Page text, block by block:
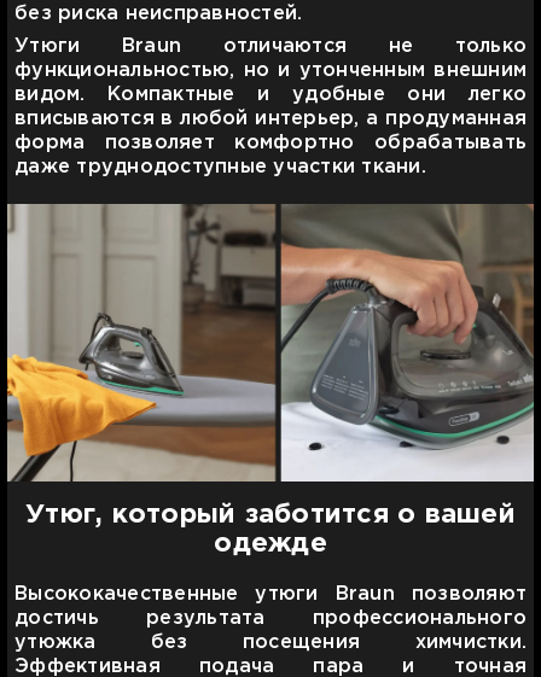
без риска неисправностей.
Утюги Braun отличаются не только
функциональностью, но и утонченным внешним
видом. Компактные и удобные они легко
вписываются в любой интерьер, а продуманная
форма позволяет комфортно обрабатывать
даже труднодоступные участки ткани.
Утюг, который заботится о вашей
одежде
Высококачественные утюги Braun позволяют
достичь результата профессионального
утюжка без посещения химчистки.
Эффективная подача пара и точная